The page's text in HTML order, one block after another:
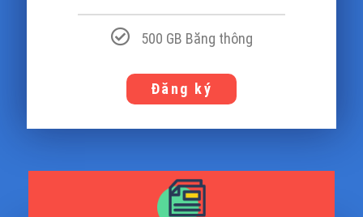
500 GB Băng thông
Đăng ký